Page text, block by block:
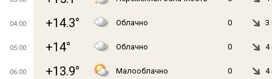
04:00 +14.3° Облачно 0 3
05:00 +14° Облачно 0 4
06:00 +13.9° Малооблачно 0 4